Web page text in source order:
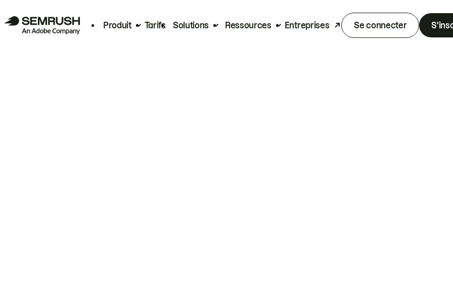
Produit Tarifs Solutions Ressources Entreprises Se connecter